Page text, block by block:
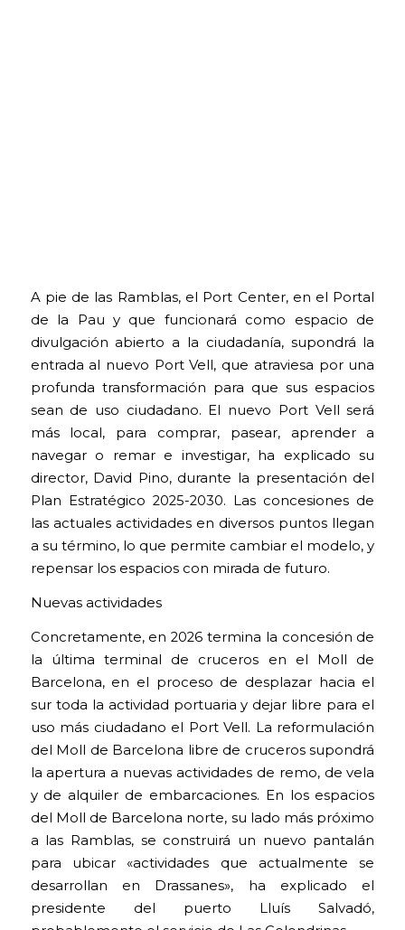
A pie de las Ramblas, el Port Center, en el Portal
de la Pau y que funcionará como espacio de
divulgación abierto a la ciudadanía, supondrá la
entrada al nuevo Port Vell, que atraviesa por una
profunda transformación para que sus espacios
sean de uso ciudadano. El nuevo Port Vell será
más local, para comprar, pasear, aprender a
navegar o remar e investigar, ha explicado su
director, David Pino, durante la presentación del
Plan Estratégico 2025-2030. Las concesiones de
las actuales actividades en diversos puntos llegan
a su término, lo que permite cambiar el modelo, y
repensar los espacios con mirada de futuro.
Nuevas actividades
Concretamente, en 2026 termina la concesión de
la última terminal de cruceros en el Moll de
Barcelona, en el proceso de desplazar hacia el
sur toda la actividad portuaria y dejar libre para el
uso más ciudadano el Port Vell. La reformulación
del Moll de Barcelona libre de cruceros supondrá
la apertura a nuevas actividades de remo, de vela
y de alquiler de embarcaciones. En los espacios
del Moll de Barcelona norte, su lado más próximo
a las Ramblas, se construirá un nuevo pantalán
para ubicar «actividades que actualmente se
desarrollan en Drassanes», ha explicado el
presidente del puerto Lluís Salvadó,